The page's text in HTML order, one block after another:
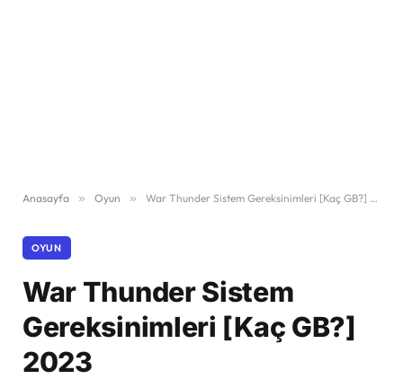
Anasayfa » Oyun » War Thunder Sistem Gereksinimleri [Kaç GB?] 2023
OYUN
War Thunder Sistem
Gereksinimleri [Kaç GB?]
2023